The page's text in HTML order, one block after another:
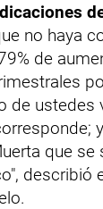
no haya
de
de ustedes
que se
describió